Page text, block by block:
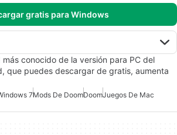
gratis para Windows
más conocido de la versión para PC del
que puedes descargar de gratis, aumenta
7Mods De DoomDoomJuegos De Mac